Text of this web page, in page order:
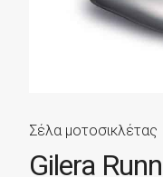
Σέλα μοτοσικλέτας
Gilera